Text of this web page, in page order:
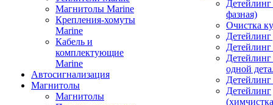
Магнитолы Marine
Крепления-хомуты
Marine
Кабель и
комплектующие
Marine
Автосигнализация
Магнитолы
Магнитолы
фазная)
Очистка
Детейлинг
одной
Детейлинг